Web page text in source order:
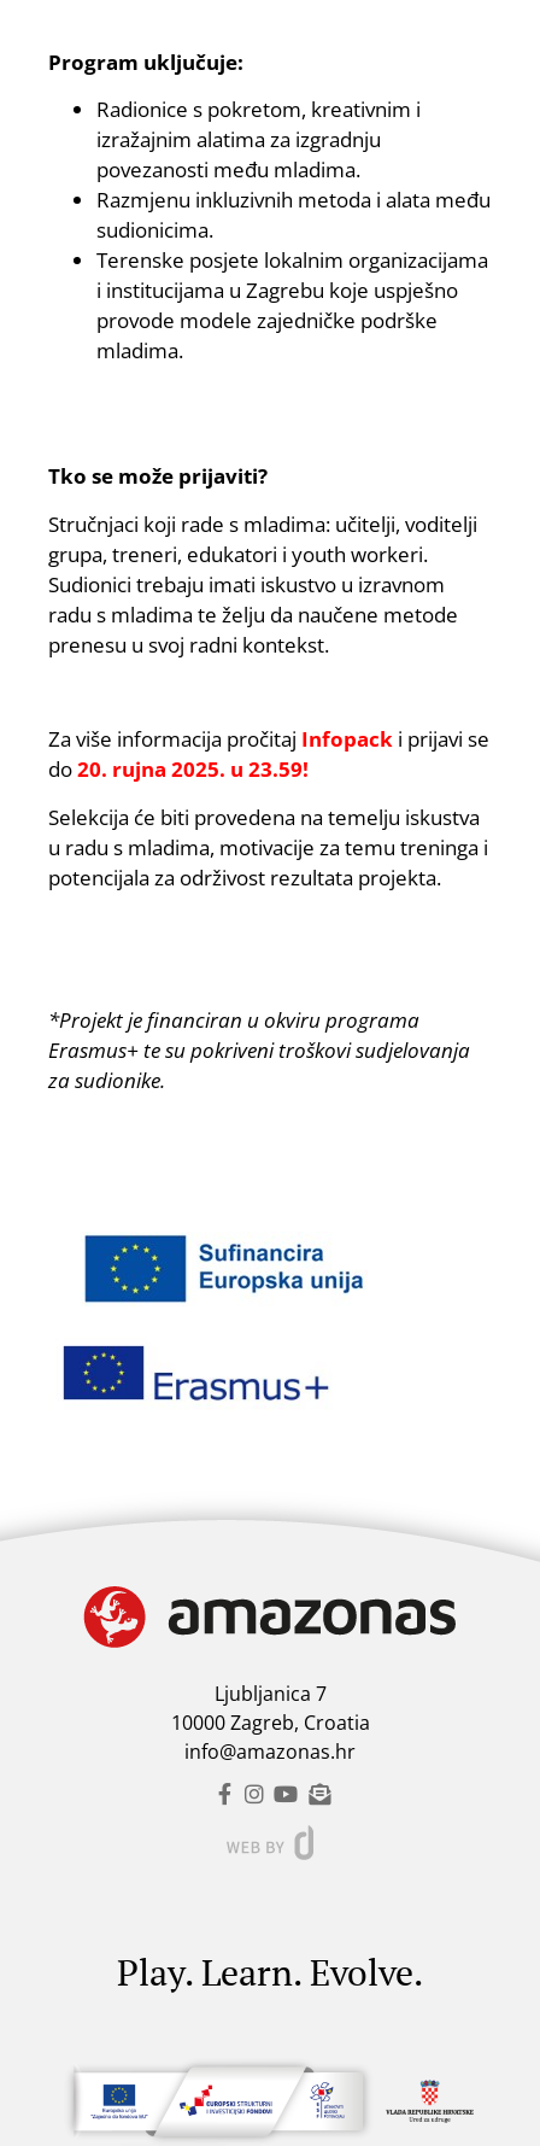
Program uključuje:
Radionice s pokretom, kreativnim i
izražajnim alatima za izgradnju
povezanosti među mladima.
Razmjenu inkluzivnih metoda i alata među
sudionicima.
Terenske posjete lokalnim organizacijama
i institucijama u Zagrebu koje uspješno
provode modele zajedničke podrške
mladima.
Tko se može prijaviti?
Stručnjaci koji rade s mladima: učitelji, voditelji
grupa, treneri, edukatori i youth workeri.
Sudionici trebaju imati iskustvo u izravnom
radu s mladima te želju da naučene metode
prenesu u svoj radni kontekst.
Za više informacija pročitaj Infopack i prijavi se
do20. rujna 2025. u 23.59!
Selekcija će biti provedena na temelju iskustva
u radu s mladima, motivacije za temu treninga i
potencijala za održivost rezultata projekta.
*Projekt je financiran u okviru programa
Erasmus+ te su pokriveni troškovi sudjelovanja
za sudionike.
Ljubljanica 7
10000 Zagreb, Croatia
info@amazonas.hr
Play. Learn. Evolve.